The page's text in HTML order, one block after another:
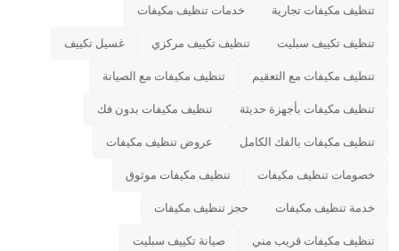
تنظيف مكيفات تجارية خدمات تنظيف مكيفات
تنظيف تكييف سبليت تنظيف تكييف مركزي غسيل تكييف
تنظيف مكيفات مع التعقيم تنظيف مكيفات مع الصيانة
تنظيف مكيفات بأجهزة حديثة تنظيف مكيفات بدون فك
تنظيف مكيفات بالفك الكامل عروض تنظيف مكيفات
خصومات تنظيف مكيفات تنظيف مكيفات موثوق
خدمة تنظيف مكيفات حجز تنظيف مكيفات
تنظيف مكيفات قريب مني صيانة تكييف سبليت